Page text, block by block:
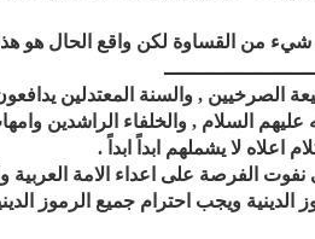
شيء من القساوة لكن واقع الحال هو
1 : الشيعة الصرخيين , والسنة المعتدلين
عليهم السلام , والخلفاء الراشدين
اعلاه لا يشملهم ابداً ابداً .
2 : حتى نفوت الفرصة على اعداء الامة
الدينية ويجب احترام جميع الرموز